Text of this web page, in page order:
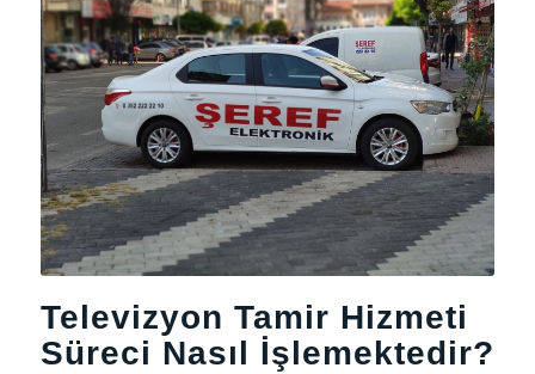
Televizyon Tamir Hizmeti
Süreci Nasıl İşlemektedir?